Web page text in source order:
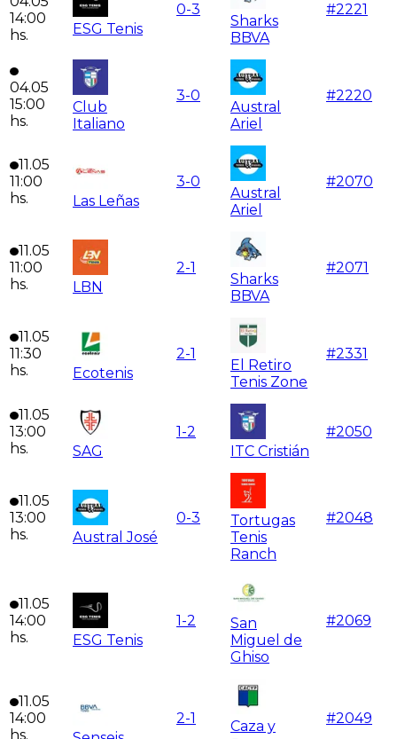
14:00
hs.
ESG Tenis
0-3
Sharks
BBVA
#2221
04.05
15:00
hs.
Club
Italiano
3-0
Austral
Ariel
#2220
11.05
11:00
hs.
Las Leñas
3-0
Austral
Ariel
#2070
11.05
11:00
hs.
LBN
2-1
Sharks
BBVA
#2071
11.05
11:30
hs.
Ecotenis
2-1
El Retiro
Tenis Zone
#2331
11.05
13:00
hs.
SAG
1-2
ITC Cristián
#2050
11.05
13:00
hs.
Austral José
0-3
Tortugas
Tenis
Ranch
#2048
11.05
14:00
hs.
ESG Tenis
1-2
San
Miguel de
Ghiso
#2069
11.05
14:00
hs.
2-1
Caza y
#2049